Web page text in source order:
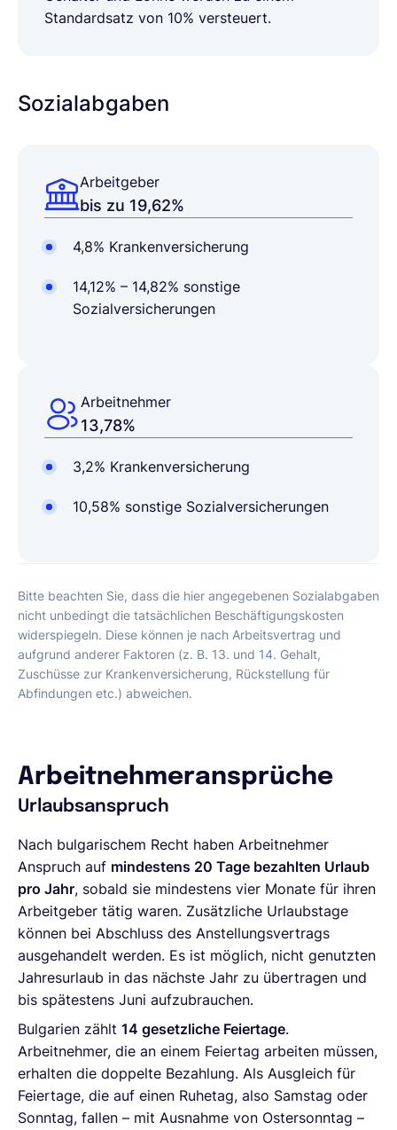
Standardsatz von 10% versteuert.
Sozialabgaben
Arbeitgeber
bis zu 19,62%
4,8% Krankenversicherung
14,12% – 14,82% sonstige
Sozialversicherungen
Arbeitnehmer
13,78%
3,2% Krankenversicherung
10,58% sonstige Sozialversicherungen
Bitte beachten Sie, dass die hier angegebenen Sozialabgaben
nicht unbedingt die tatsächlichen Beschäftigungskosten
widerspiegeln. Diese können je nach Arbeitsvertrag und
aufgrund anderer Faktoren (z. B. 13. und 14. Gehalt,
Zuschüsse zur Krankenversicherung, Rückstellung für
Abfindungen etc.) abweichen.
Arbeitnehmeransprüche
Urlaubsanspruch
Nach bulgarischem Recht haben Arbeitnehmer
Anspruch auf mindestens 20 Tage bezahlten Urlaub
pro Jahr, sobald sie mindestens vier Monate für ihren
Arbeitgeber tätig waren. Zusätzliche Urlaubstage
können bei Abschluss des Anstellungsvertrags
ausgehandelt werden. Es ist möglich, nicht genutzten
Jahresurlaub in das nächste Jahr zu übertragen und
bis spätestens Juni aufzubrauchen.
Bulgarien zählt 14 gesetzliche Feiertage.
Arbeitnehmer, die an einem Feiertag arbeiten müssen,
erhalten die doppelte Bezahlung. Als Ausgleich für
Feiertage, die auf einen Ruhetag, also Samstag oder
Sonntag, fallen – mit Ausnahme von Ostersonntag –